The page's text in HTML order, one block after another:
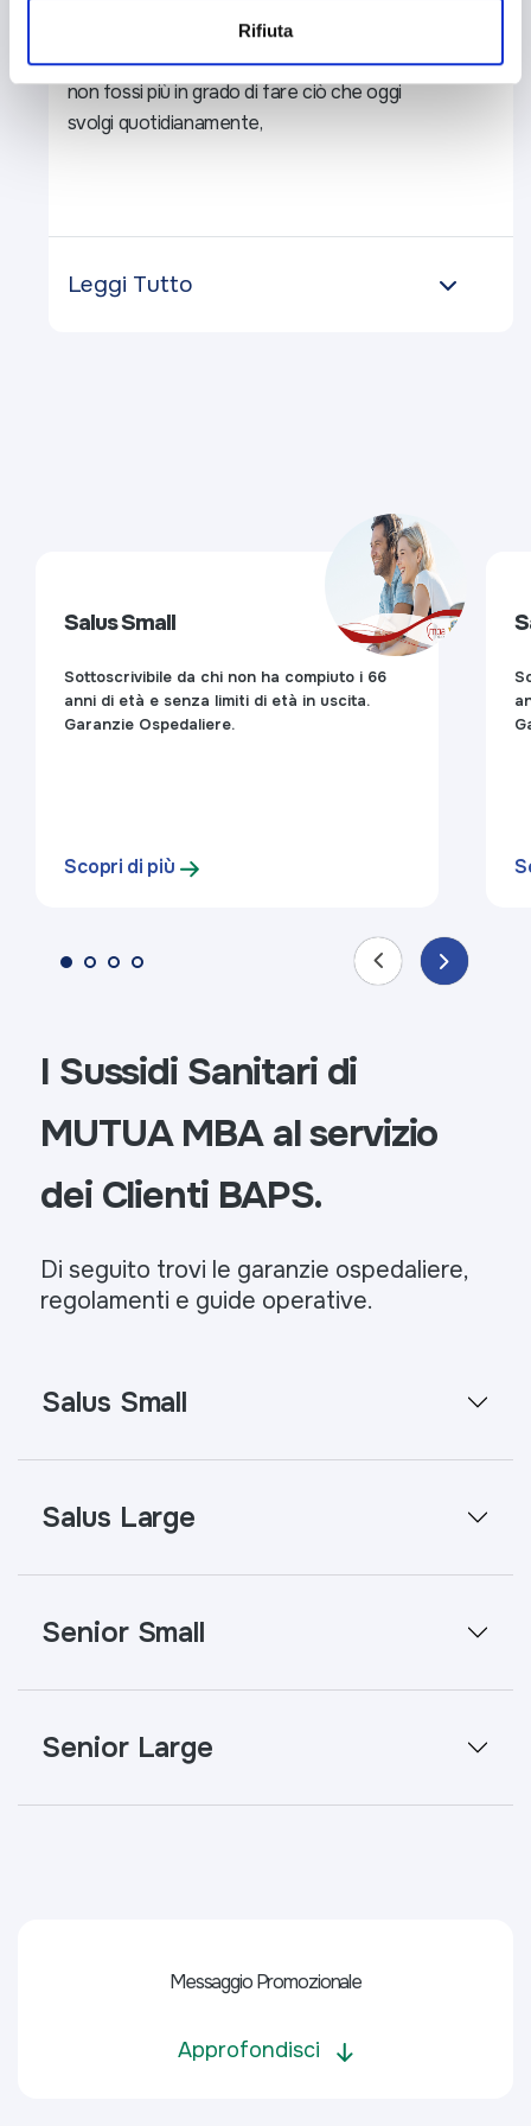
Rifiuta
impresa una maggior sicurezza sul futuro:
se a causa di un infortunio e/o una malattia
non fossi più in grado di fare ciò che oggi
svolgi quotidianamente,
Leggi Tutto
Salus Small
Sottoscrivibile da chi non ha compiuto i 66
anni di età e senza limiti di età in uscita.
Garanzie Ospedaliere.
Scopri di più
I Sussidi Sanitari di
MUTUA MBA al servizio
dei Clienti BAPS.
Di seguito trovi le garanzie ospedaliere,
regolamenti e guide operative.
Salus Small
Salus Large
Senior Small
Senior Large
Messaggio Promozionale
Approfondisci